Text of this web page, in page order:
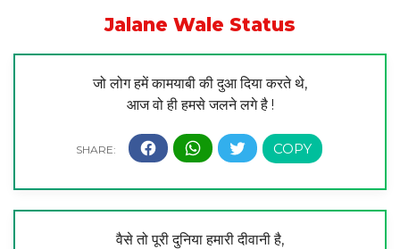
Jalane Wale Status
जो लोग हमें कामयाबी की दुआ दिया करते थे,
आज वो ही हमसे जलने लगे है !
वैसे तो पूरी दुनिया हमारी दीवानी है,